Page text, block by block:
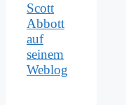
Scott
Abbott
auf
seinem
Weblog